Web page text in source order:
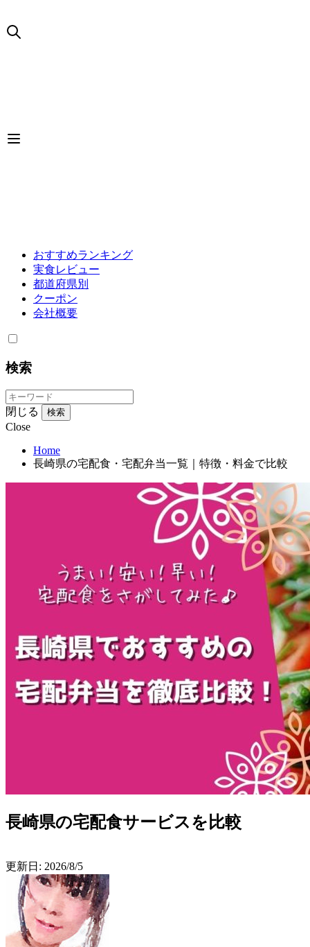
おすすめランキング
実食レビュー
都道府県別
クーポン
会社概要
検索
閉じる 検索
Close
Home
長崎県の宅配食・宅配弁当一覧｜特徴・料金で比較
長崎県の宅配食サービスを比較
更新日: 2026/8/5